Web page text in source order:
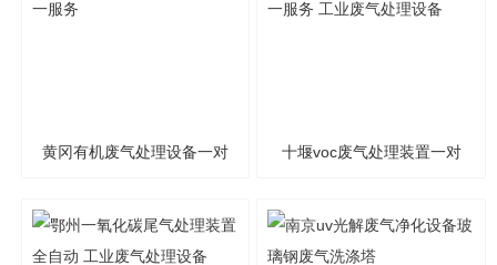
黄冈有机废气处理设备一对 十堰voc废气处理装置一对